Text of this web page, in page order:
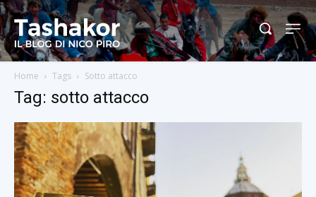
Home Tags Sotto attacco
Tag: sotto attacco